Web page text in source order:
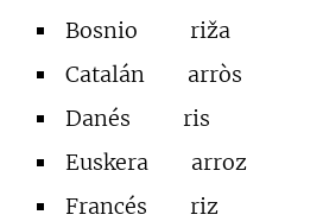
Bosnio riža
Catalán arròs
Danés ris
Euskera arroz
Francés riz